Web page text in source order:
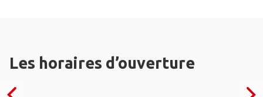
Les horaires d’ouverture